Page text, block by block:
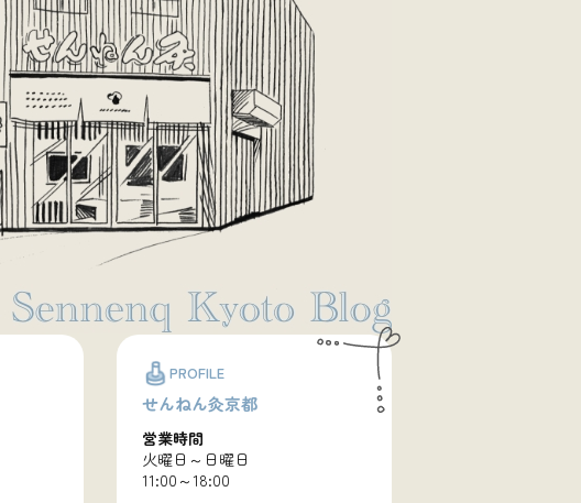
PROFILE
せんねん灸京都
営業時間
火曜日～日曜日
11:00～18:00